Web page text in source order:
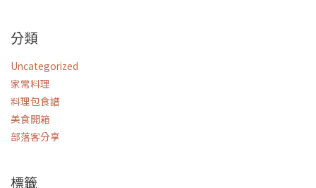
分類
Uncategorized
家常料理
料理包食譜
美食開箱
部落客分享
標籤